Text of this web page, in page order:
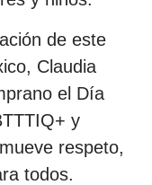
de este
Claudia
el Día
y
respeto,
todos.